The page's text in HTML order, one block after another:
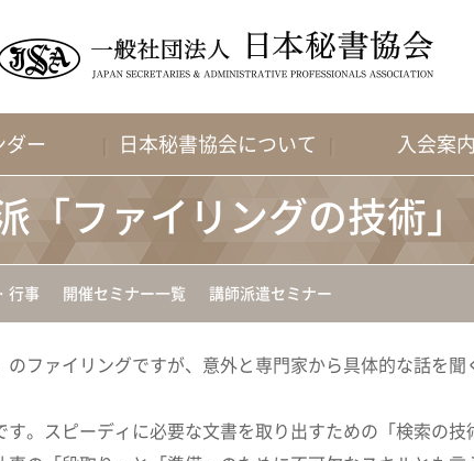
ダー 日本秘書協会について 入会案内
「ファイリングの技術」
行事 開催セミナー一覧 講師派遣セミナー
のファイリングですが、意外と専門家から具体的な話を
。スピーディに必要な文書を取り出すための「検索の